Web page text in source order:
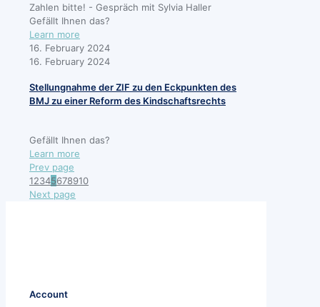
Zahlen bitte! - Gespräch mit Sylvia Haller
Gefällt Ihnen das?
Learn more
16. February 2024
16. February 2024
Stellungnahme der ZIF zu den Eckpunkten des
BMJ zu einer Reform des Kindschaftsrechts
Gefällt Ihnen das?
Learn more
Prev page
12345678910
Next page
Account